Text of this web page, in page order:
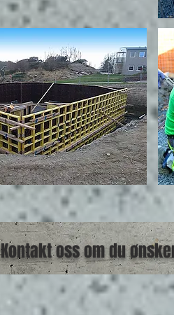
Kontakt oss om du